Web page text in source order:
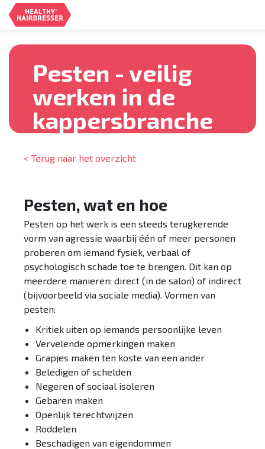
Pesten - veilig
werken in de
kappersbranche
< Terug naar het overzicht
Pesten, wat en hoe
Pesten op het werk is een steeds terugkerende
vorm van agressie waarbij één of meer personen
proberen om iemand fysiek, verbaal of
psychologisch schade toe te brengen. Dit kan op
meerdere manieren: direct (in de salon) of indirect
(bijvoorbeeld via sociale media). Vormen van
pesten:
Kritiek uiten op iemands persoonlijke leven
Vervelende opmerkingen maken
Grapjes maken ten koste van een ander
Beledigen of schelden
Negeren of sociaal isoleren
Gebaren maken
Openlijk terechtwijzen
Roddelen
Beschadigen van eigendommen